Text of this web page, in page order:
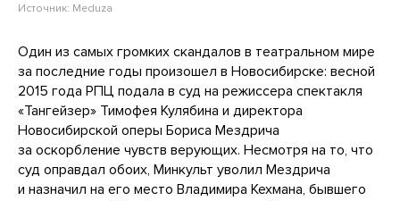
Источник: Meduza
Один из самых громких скандалов в театральном мире
за последние годы произошел в Новосибирске: весной
2015 года РПЦ подала в суд на режиссера спектакля
«Тангейзер» Тимофея Кулябина и директора
Новосибирской оперы Бориса Мездрича
за оскорбление чувств верующих. Несмотря на то, что
суд оправдал обоих, Минкульт уволил Мездрича
и назначил на его место Владимира Кехмана, бывшего